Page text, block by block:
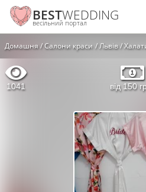
BESTWEDDING
весільний портал
Домашня Салони краси Львів
1041 від 150